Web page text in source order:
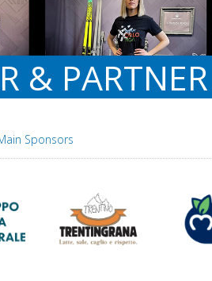
& PARTNER
Sponsors